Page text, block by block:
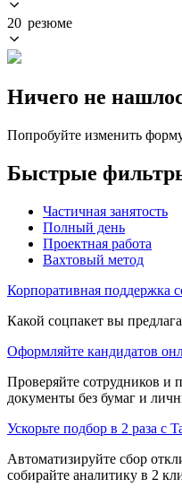
20 резюме
Ничего не
Попробуйте изменить
Быстрые
Частичная занятость
Полный день
Проектная работа
Вахтовый метод
Корпоративная поддержка
Какой соцпакет вы
Оформляйте кандидатов
Проверяйте сотрудников и
документы без бумаг и
Ускорьте подбор в 2 раза с
Автоматизируйте сбор
собирайте аналитику в 2